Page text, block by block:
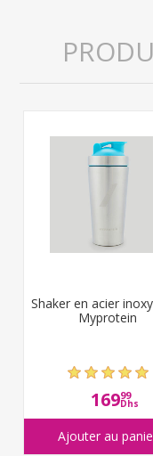
Shaker en acier
Myprotein
16999
Dhs